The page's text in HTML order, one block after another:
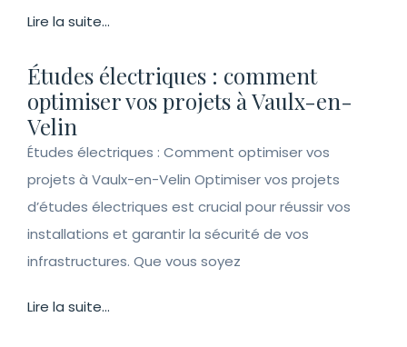
Lire la suite...
Études électriques : comment
optimiser vos projets à Vaulx-en-
Velin
Études électriques : Comment optimiser vos
projets à Vaulx-en-Velin Optimiser vos projets
d’études électriques est crucial pour réussir vos
installations et garantir la sécurité de vos
infrastructures. Que vous soyez
Lire la suite...